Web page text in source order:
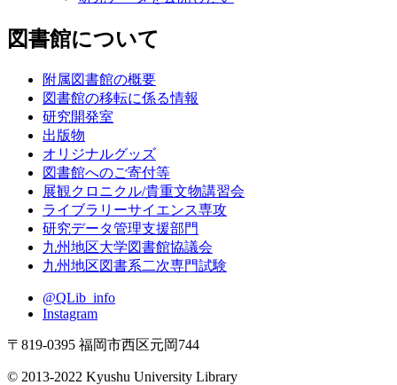
研究データを公開したい
図書館について
附属図書館の概要
図書館の移転に係る情報
研究開発室
出版物
オリジナルグッズ
図書館へのご寄付等
展観クロニクル/貴重文物講習会
ライブラリーサイエンス専攻
研究データ管理支援部門
九州地区図書系二次専門試験
Instagram
〒819-0395 福岡市西区元岡744